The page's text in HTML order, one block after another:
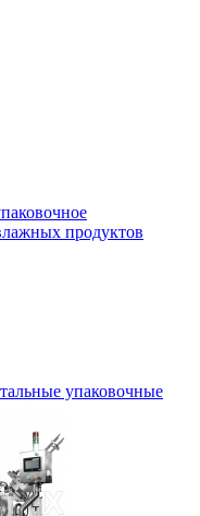
продуктов
упаковочные